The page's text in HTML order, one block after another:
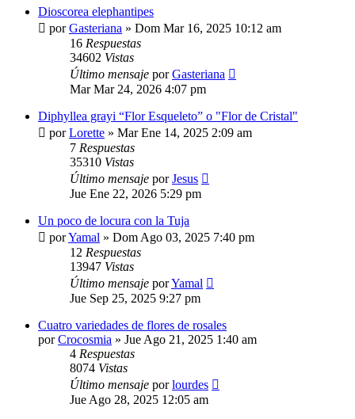
Dioscorea elephantipes
porGasteriana » Dom Mar 16, 2025 10:12 am
16 Respuestas
34602 Vistas
Último mensaje porGasteriana
Mar Mar 24, 2026 4:07 pm
Diphyllea grayi “Flor Esqueleto” o "Flor de Cristal"
porLorette » Mar Ene 14, 2025 2:09 am
7 Respuestas
35310 Vistas
Último mensaje porJesus
Jue Ene 22, 2026 5:29 pm
Un poco de locura con la Tuja
porYamal » Dom Ago 03, 2025 7:40 pm
12 Respuestas
13947 Vistas
Último mensaje porYamal
Jue Sep 25, 2025 9:27 pm
Cuatro variedades de flores de rosales
porCrocosmia » Jue Ago 21, 2025 1:40 am
4 Respuestas
8074 Vistas
Último mensaje porlourdes
Jue Ago 28, 2025 12:05 am